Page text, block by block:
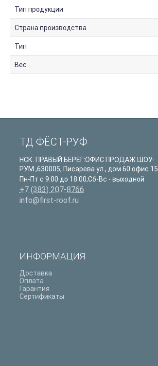
Тип продукции
Страна производства
Тип
Вес
ТД ФЁСТ-РУФ
НСК. ПРАВЫЙ БЕРЕГ:ОФИС ПРОДАЖ ШОУ-
РУМ.,630005, Писарева ул., дом 60 офис 15
Пн-Пт с 9:00 до 18:00,Сб-Вс - выходной
+7 (383) 207-8766
info@first-roof.ru
ИНФОРМАЦИЯ
Доставка
Оплата
Гарантия
Сертификаты